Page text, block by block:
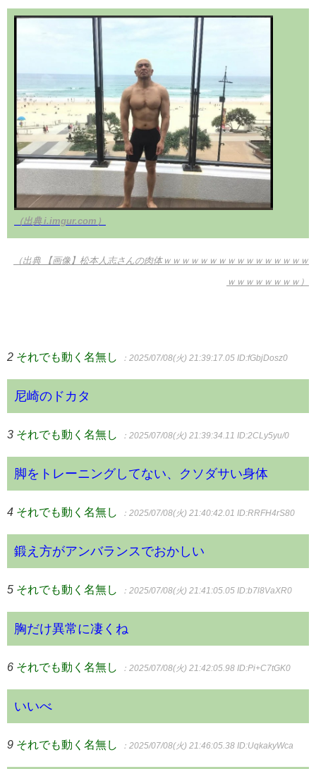
（出典 i.imgur.com）
（出典 【画像】松本人志さんの肉体ｗｗｗｗｗｗｗｗｗｗｗｗｗｗｗｗ
ｗｗｗｗｗｗｗｗ）
2 それでも動く名無し ：2025/07/08(火) 21:39:17.05 ID:fGbjDosz0
尼崎のドカタ
3 それでも動く名無し ：2025/07/08(火) 21:39:34.11 ID:2CLy5yu/0
脚をトレーニングしてない、クソダサい身体
4 それでも動く名無し ：2025/07/08(火) 21:40:42.01 ID:RRFH4rS80
鍛え方がアンバランスでおかしい
5 それでも動く名無し ：2025/07/08(火) 21:41:05.05 ID:b7l8VaXR0
胸だけ異常に凄くね
6 それでも動く名無し ：2025/07/08(火) 21:42:05.98 ID:Pi+C7tGK0
いいべ
9 それでも動く名無し ：2025/07/08(火) 21:46:05.38 ID:UqkakyWca